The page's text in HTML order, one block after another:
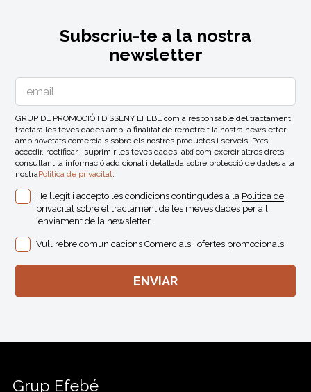
Subscriu-te a la nostra
newsletter
GRUP DE PROMOCIÓ I DISSENY EFEBÉ com a responsable del tractament
tractarà les teves dades amb la finalitat de remetre´t la nostra newsletter
amb novetats comercials sobre els nostres productes i serveis. Pots
accedir, rectificar i suprimir les teves dades, així com exercir altres drets
consultant la informació addicional i detallada sobre protecció de dades a la
nostraPolitica de privacitat.
He llegit i accepto les condicions contingudes a la Politica de
privacitat sobre el tractament de les meves dades per a l
´enviament de la newsletter.
Vull rebre comunicacions Comercials i ofertes promocionals
Grup Efebé